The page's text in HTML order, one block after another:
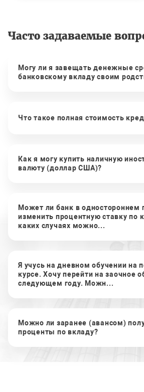
Часто задаваемые
Могу ли я завещать денежные
банковскому вкладу своим
Что такое полная стоимость
Как я могу купить наличную
валюту (доллар США)?
Может ли банк в одностороннем
изменить процентную ставку по
каких случаях можно...
Я учусь на дневном обучении на
курсе. Хочу перейти на заочное
следующем году. Можн...
Можно ли заранее (авансом)
проценты по вкладу?